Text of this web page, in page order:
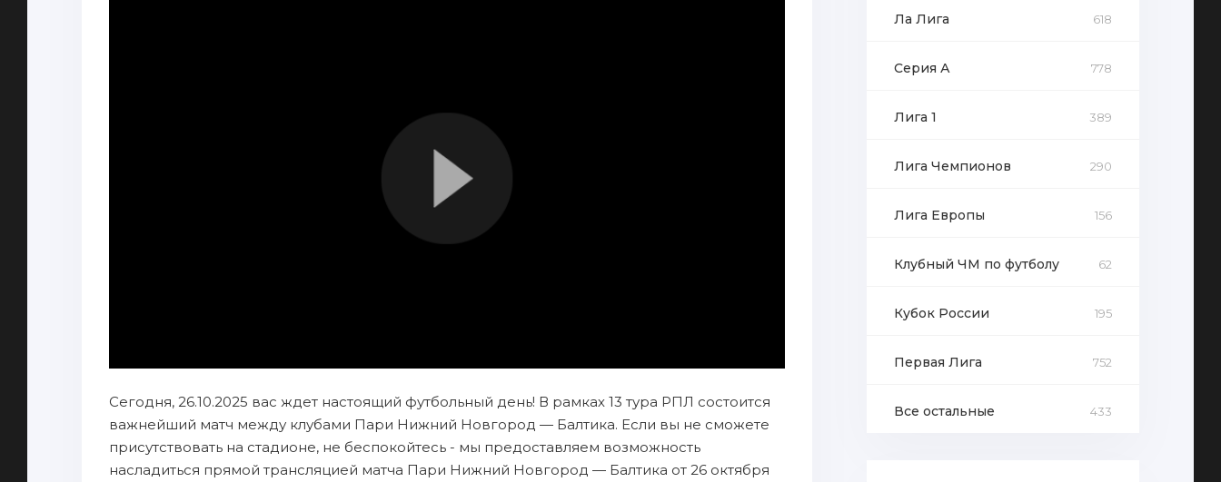
Сегодня, 26.10.2025 вас ждет настоящий футбольный день! В рамках 13 тура РПЛ состоится
важнейший матч между клубами Пари Нижний Новгород — Балтика. Если вы не сможете
присутствовать на стадионе, не беспокойтесь - мы предоставляем возможность
насладиться прямой трансляцией матча Пари Нижний Новгород — Балтика от 26 октября
Ла Лига 618
Серия А 778
Лига 1 389
Лига Чемпионов 290
Лига Европы 156
Клубный ЧМ по футболу 62
Кубок России 195
Первая Лига 752
Все остальные 433